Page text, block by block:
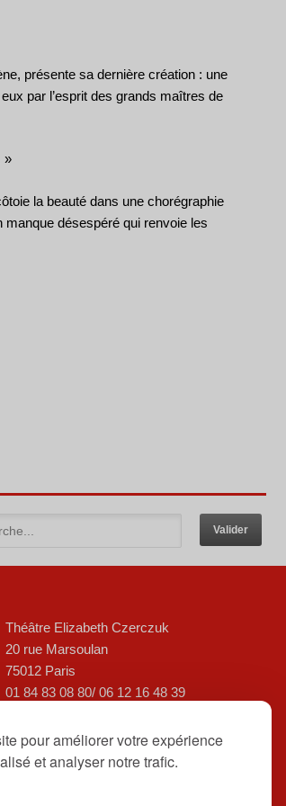
pour améliorer votre expérience
et analyser notre trafic.
présente sa dernière création : une
par l’esprit des grands maîtres de
»
la beauté dans une chorégraphie
désespéré qui renvoie les
Théâtre Elizabeth Czerczuk
20 rue Marsoulan
75012 Paris
01 84 83 08 80/ 06 12 16 48 39